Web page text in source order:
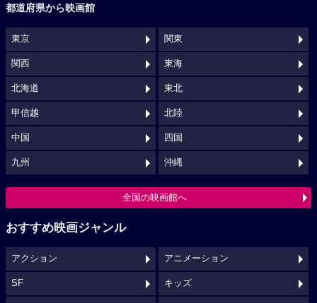
都道府県から映画館
東京 関東
関西 東海
北海道 東北
甲信越 北陸
中国 四国
九州 沖縄
全国の映画館へ
おすすめ映画ジャンル
アクション アニメーション
SF キッズ